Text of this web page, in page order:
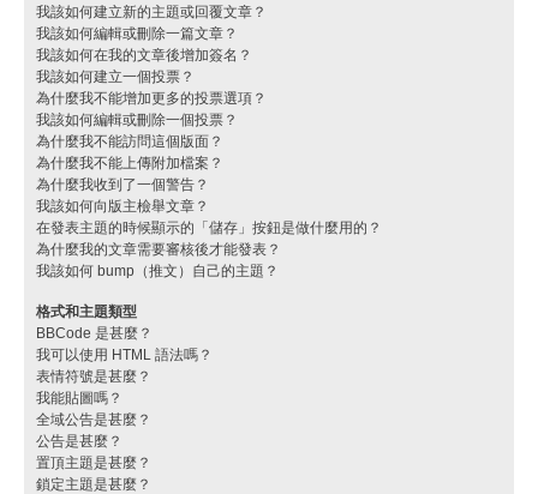
我該如何建立新的主題或回覆文章？
我該如何編輯或刪除一篇文章？
我該如何在我的文章後增加簽名？
我該如何建立一個投票？
為什麼我不能增加更多的投票選項？
我該如何編輯或刪除一個投票？
為什麼我不能訪問這個版面？
為什麼我不能上傳附加檔案？
為什麼我收到了一個警告？
我該如何向版主檢舉文章？
在發表主題的時候顯示的「儲存」按鈕是做什麼用的？
為什麼我的文章需要審核後才能發表？
我該如何 bump（推文）自己的主題？
格式和主題類型
BBCode 是甚麼？
我可以使用 HTML 語法嗎？
表情符號是甚麼？
我能貼圖嗎？
全域公告是甚麼？
公告是甚麼？
置頂主題是甚麼？
鎖定主題是甚麼？